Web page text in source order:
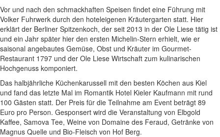
Vor und nach den schmackhaften Speisen findet eine Führung mit
Volker Fuhrwerk durch den hoteleigenen Kräutergarten statt. Hier
erklärt der Berliner Spitzenkoch, der seit 2013 in der Ole Liese tätig ist
und ein Jahr später hier den ersten Michelin-Stern erhielt, wie er
saisonal angebautes Gemüse, Obst und Kräuter im Gourmet-
Restaurant 1797 und der Ole Liese Wirtschaft zum kulinarischen
Hochgenuss komponiert.
Das halbjährliche Küchenkarussell mit den besten Köchen aus Kiel
und fand das letzte Mal im Romantik Hotel Kieler Kaufmann mit rund
100 Gästen statt. Der Preis für die Teilnahme am Event beträgt 89
Euro pro Person. Gesponsert wird die Veranstaltung von Elbgold
Kaffee, Samova Tee, Weine von Domaine des Feraud, Getränke von
Magnus Quelle und Bio-Fleisch von Hof Berg.